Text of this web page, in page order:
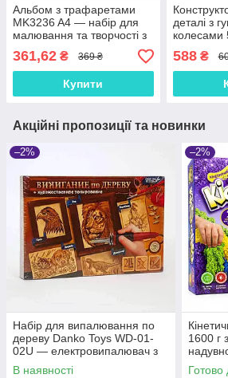
Альбом з трафаретами
MK3236 A4 — набір для
малювання та творчості з
361,62 ₴ 369 ₴
Купити
деталі з
рухомий
для дітей
588₴
Акційні пропозиції та новинки
–2%
Набір для випалювання по
дереву Danko Toys WD-01-
02U — електровипалювач з
насадками
В наявності
–2%
1600 г
дітей
Готово